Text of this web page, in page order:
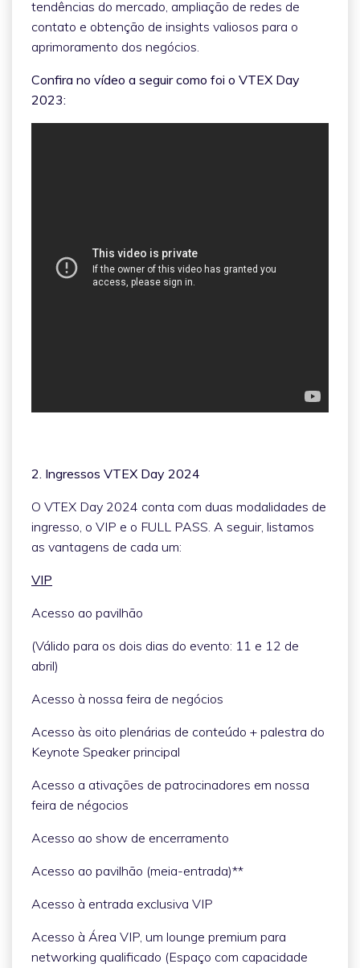
tendências do mercado, ampliação de redes de
contato e obtenção de insights valiosos para o
aprimoramento dos negócios.
Confira no vídeo a seguir como foi o VTEX Day
2023:
2. Ingressos VTEX Day 2024
O VTEX Day 2024 conta com duas modalidades de
ingresso, o VIP e o FULL PASS. A seguir, listamos
as vantagens de cada um:
VIP
Acesso ao pavilhão
(Válido para os dois dias do evento: 11 e 12 de
abril)
Acesso à nossa feira de negócios
Acesso às oito plenárias de conteúdo + palestra do
Keynote Speaker principal
Acesso a ativações de patrocinadores em nossa
feira de négocios
Acesso ao show de encerramento
Acesso ao pavilhão (meia-entrada)**
Acesso à entrada exclusiva VIP
Acesso à Área VIP, um lounge premium para
networking qualificado (Espaço com capacidade